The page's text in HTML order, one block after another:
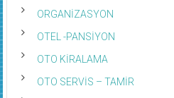
ORGANİZASYON
OTEL -PANSİYON
OTO KİRALAMA
OTO SERVİS – TAMİR